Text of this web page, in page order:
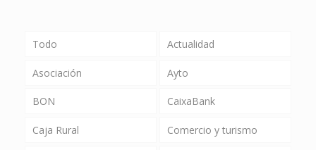
Todo Actualidad
Asociación Ayto
BON CaixaBank
Caja Rural Comercio y turismo